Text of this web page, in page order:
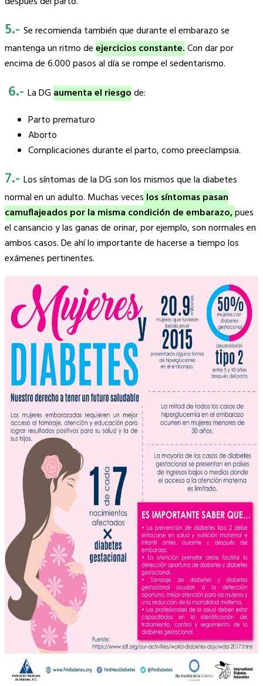
5.- Se recomienda también que durante el embarazo se
mantenga un ritmo deejercicios constante.Con dar por
encima de 6.000 pasos al día se rompe el sedentarismo.
6.- La DG aumenta el riesgode:
Parto prematuro
Aborto
Complicaciones durante el parto, como preeclampsia.
7.- Los síntomas de la DG son los mismos que la diabetes
normal en un adulto. Muchas veces los síntomas pasan
camuflajeados por la misma condición de embarazo,pues
el cansancio y las ganas de orinar, por ejemplo, son normales en
ambos casos. De ahí lo importante de hacerse a tiempo los
exámenes pertinentes.